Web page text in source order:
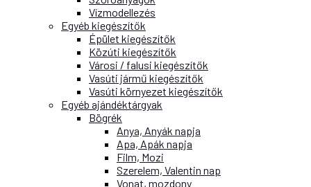
Vízmodellezés
Egyéb kiegészítők
Épület kiegészítők
Közúti kiegészítők
Városi / falusi kiegészítők
Vasúti jármű kiegészítők
Vasúti környezet kiegészítők
Egyéb ajándéktárgyak
Bögrék
Anya, Anyák napja
Apa, Apák napja
Film, Mozi
Szerelem, Valentin nap
Vonat, mozdony